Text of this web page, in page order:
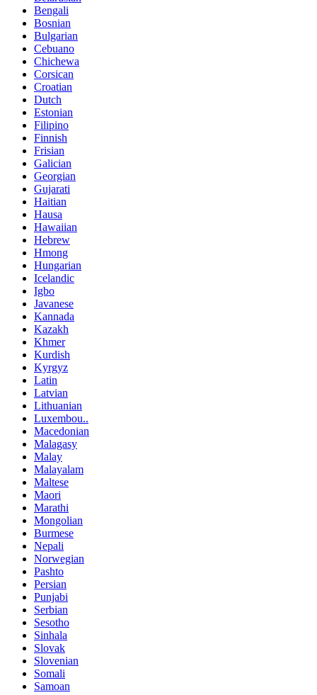
Bengali
Bosnian
Bulgarian
Cebuano
Chichewa
Corsican
Croatian
Dutch
Estonian
Filipino
Finnish
Frisian
Galician
Georgian
Gujarati
Haitian
Hausa
Hawaiian
Hebrew
Hmong
Hungarian
Icelandic
Igbo
Javanese
Kannada
Kazakh
Khmer
Kurdish
Kyrgyz
Latin
Latvian
Lithuanian
Luxembou..
Macedonian
Malagasy
Malay
Malayalam
Maltese
Maori
Marathi
Mongolian
Burmese
Nepali
Norwegian
Pashto
Persian
Punjabi
Serbian
Sesotho
Sinhala
Slovak
Slovenian
Somali
Samoan